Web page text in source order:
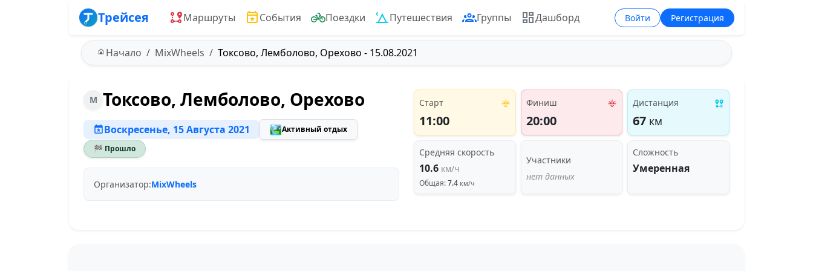
Трейсея Маршруты События Поездки Путешествия Группы Дашборд Войти Регистрация
Начало MixWheels Токсово, Лемболово, Орехово - 15.08.2021
M Токсово, Лемболово, Орехово
Воскресенье, 15 Августа 2021 🏞️Активный отдых
🏁 Прошло
Организатор:MixWheels
Старт
11:00
Финиш
20:00
Дистанция
67 км
Средняя скорость
10.6 км/ч
Общая:7.4 км/ч
Участники
нет данных
Сложность
Умеренная